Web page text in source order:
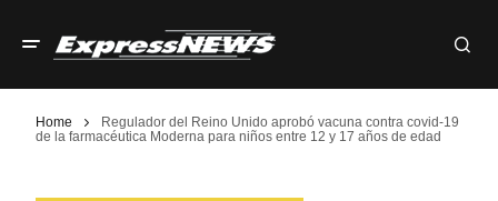
Home
Regulador del Reino Unido aprobó vacuna contra covid-19
de la farmacéutica Moderna para niños entre 12 y 17 años de edad